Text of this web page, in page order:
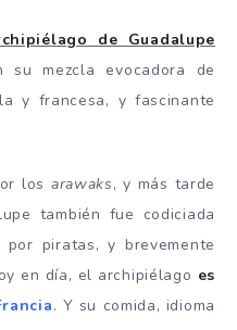
de Guadalupe
mezcla evocadora de
y francesa, y fascinante
los arawaks, y más tarde
también fue codiciada
piratas, y brevemente
en día, el archipiélago es
. Y su comida, idioma